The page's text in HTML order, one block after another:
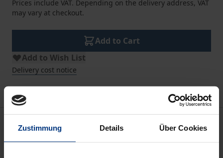
Zustimmung Details Über Cookies
Prices include VAT. Depending on the delivery address, VAT
may vary at checkout.
Add to Cart
Add to Wish List
Delivery cost notice